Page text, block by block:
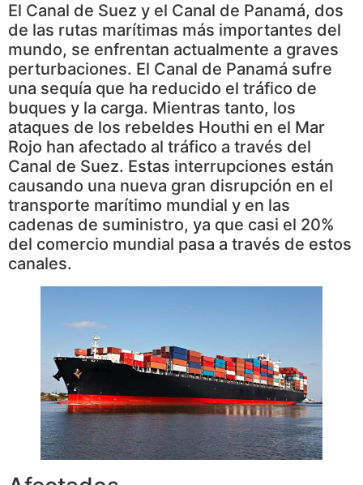
El Canal de Suez y el Canal de Panamá, dos
de las rutas marítimas más importantes del
mundo, se enfrentan actualmente a graves
perturbaciones. El Canal de Panamá sufre
una sequía que ha reducido el tráfico de
buques y la carga. Mientras tanto, los
ataques de los rebeldes Houthi en el Mar
Rojo han afectado al tráfico a través del
Canal de Suez. Estas interrupciones están
causando una nueva gran disrupción en el
transporte marítimo mundial y en las
cadenas de suministro, ya que casi el 20%
del comercio mundial pasa a través de estos
canales.